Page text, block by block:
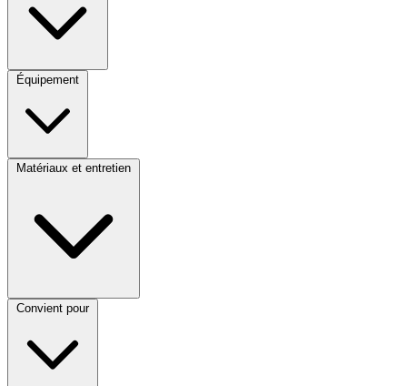
Équipement
Matériaux et entretien
Convient pour